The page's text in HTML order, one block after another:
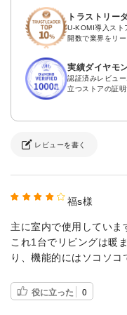
トラストリー
U-KOMI導入スト
開数で業界をリー
実績ダイヤモ
認証済みレビュ
立つストアの証明
レビューを書く
福s様
主に室内で使用していま
これ1台でリビングは暖
り、機能的にはソコソ
役に立った 0